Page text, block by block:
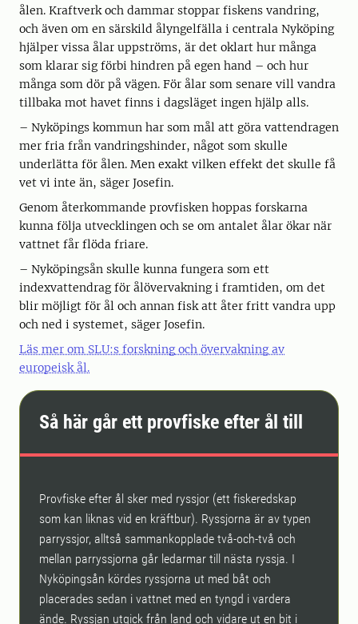
ålen. Kraftverk och dammar stoppar fiskens vandring,
och även om en särskild ålyngelfälla i centrala Nyköping
hjälper vissa ålar uppströms, är det oklart hur många
som klarar sig förbi hindren på egen hand – och hur
många som dör på vägen. För ålar som senare vill vandra
tillbaka mot havet finns i dagsläget ingen hjälp alls.
– Nyköpings kommun har som mål att göra vattendragen
mer fria från vandringshinder, något som skulle
underlätta för ålen. Men exakt vilken effekt det skulle få
vet vi inte än, säger Josefin.
Genom återkommande provfisken hoppas forskarna
kunna följa utvecklingen och se om antalet ålar ökar när
vattnet får flöda friare.
– Nyköpingsån skulle kunna fungera som ett
indexvattendrag för ålövervakning i framtiden, om det
blir möjligt för ål och annan fisk att åter fritt vandra upp
och ned i systemet, säger Josefin.
Läs mer om SLU:s forskning och övervakning av
europeisk ål.
Så här går ett provfiske efter ål till
Provfiske efter ål sker med ryssjor (ett fiskeredskap
som kan liknas vid en kräftbur). Ryssjorna är av typen
parryssjor, alltså sammankopplade två-och-två och
mellan parryssjorna går ledarmar till nästa ryssja. I
Nyköpingsån kördes ryssjorna ut med båt och
placerades sedan i vattnet med en tyngd i vardera
ände. Ryssjan utgick från land och vidare ut en bit i